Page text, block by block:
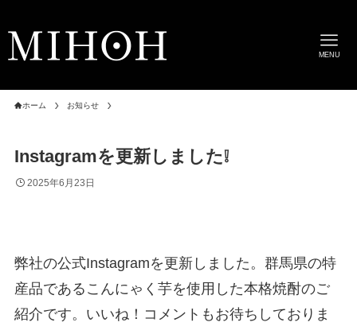
MENU
ホーム お知らせ
Instagramを更新しました❕
2025年6月23日
弊社の公式Instagramを更新しました。群馬県の特
産品であるこんにゃく芋を使用した本格焼酎のご
紹介です。いいね！コメントもお待ちしておりま